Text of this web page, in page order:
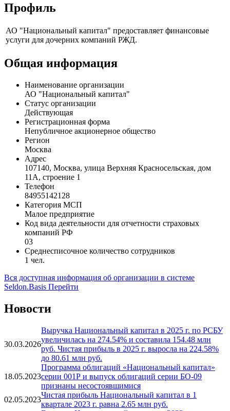
Профиль
АО "Национальный капитал" предоставляет финансовые
услуги для дочерних компаний РЖД.
Общая информация
Наименование организации
АО "Национальный капитал"
Статус организации
Действующая
Регистрационная форма
Непубличное акционерное общество
Регион
Москва
Адрес
107140, Москва, улица Верхняя Красносельская, дом
11А, строение 1
Телефон
84955142128
Категория МСП
Малое предприятие
Код вида деятельности для отчетности страховых
компаний РФ
03
Среднесписочное количество сотрудников
1 чел.
Вся доступная информация об организации в системе
Seldon.Basis Перейти
Новости
30.03.2026
Выручка Национальный капитал в 2025 г. по РСБУ
увеличилась на 274.54% и составила 154.48 млн
руб. Чистая прибыль в 2025 г. выросла на 224.58%
до 80.61 млн руб.
18.05.2023
Программа облигаций «Национальный капитал»
серии 001Р и выпуск облигаций серии БО-09
признаны несостоявшимися
02.05.2023
Чистая прибыль Национальный капитал в 1
квартале 2023 г. равна 2.65 млн руб.